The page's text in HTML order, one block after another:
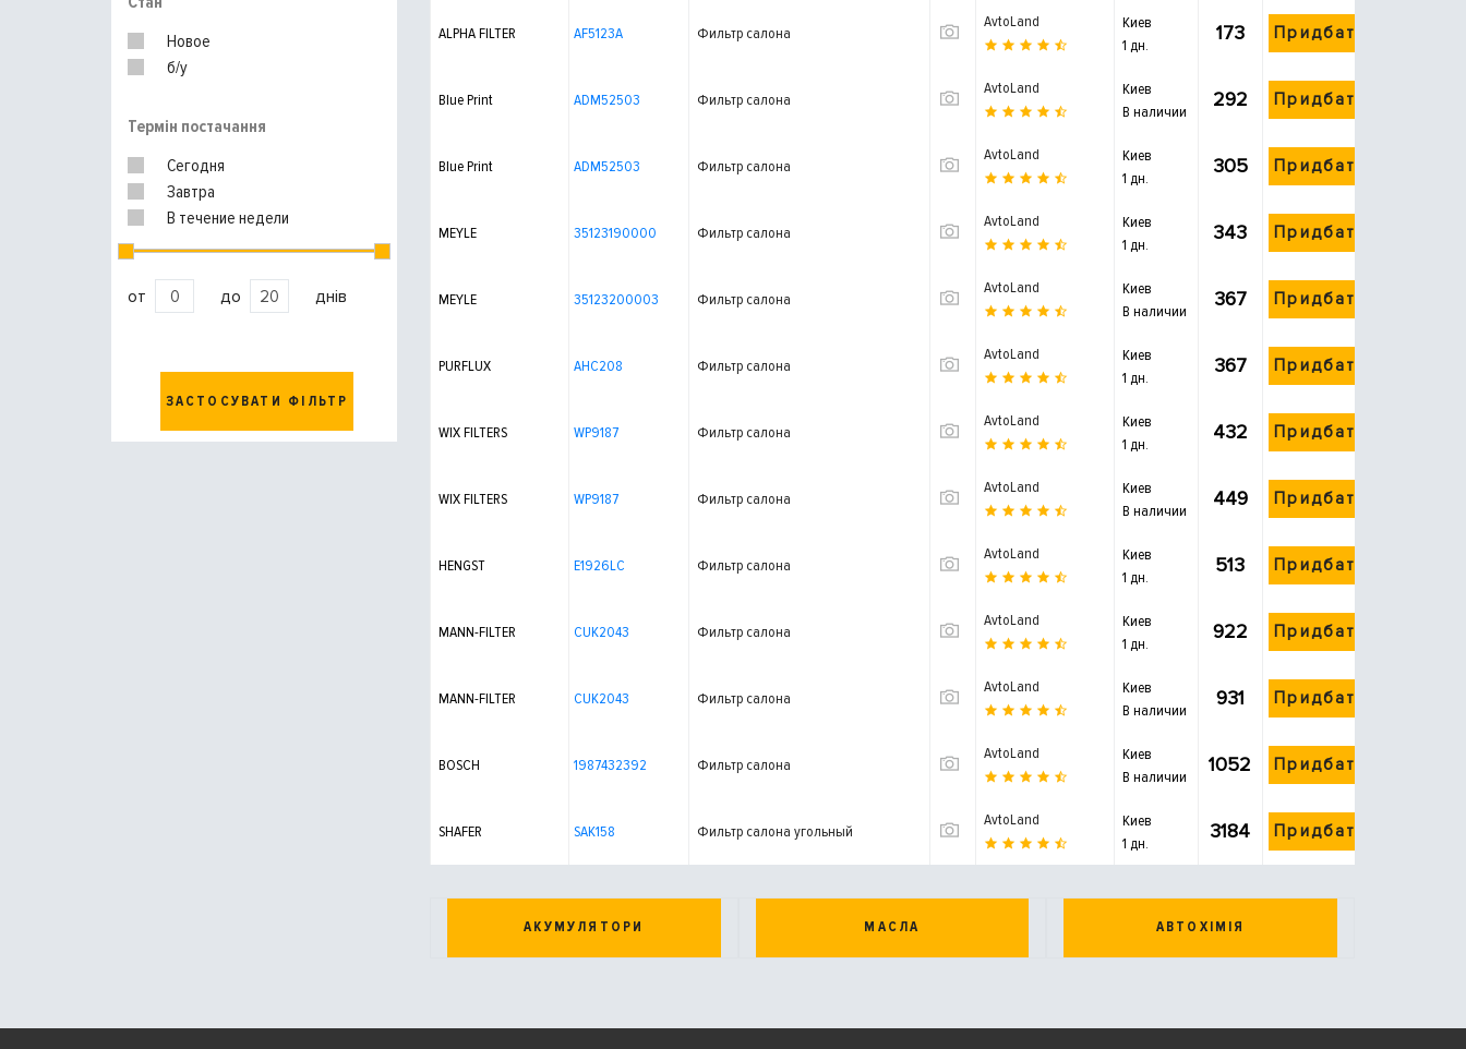
Новое
б/у
Термін постачання
Сегодня
Завтра
В течение недели
от до днів
ЗАСТОСУВАТИ ФІЛЬТР
ALPHA FILTER AF5123A Фильтр салона
AvtoLand
Киев
1 дн.
173 Придбати
Blue Print ADM52503 Фильтр салона
AvtoLand
Киев
В наличии
292 Придбати
Blue Print ADM52503 Фильтр салона
AvtoLand
Киев
1 дн.
305 Придбати
MEYLE 35123190000 Фильтр салона
AvtoLand
Киев
1 дн.
343 Придбати
MEYLE 35123200003 Фильтр салона
AvtoLand
Киев
В наличии
367 Придбати
PURFLUX AHC208 Фильтр салона
AvtoLand
Киев
1 дн.
367 Придбати
WIX FILTERS WP9187 Фильтр салона
AvtoLand
Киев
1 дн.
432 Придбати
WIX FILTERS WP9187 Фильтр салона
AvtoLand
Киев
В наличии
449 Придбати
HENGST E1926LC Фильтр салона
AvtoLand
Киев
1 дн.
513 Придбати
MANN-FILTER CUK2043 Фильтр салона
AvtoLand
Киев
1 дн.
922 Придбати
MANN-FILTER CUK2043 Фильтр салона
AvtoLand
Киев
В наличии
931 Придбати
BOSCH 1987432392 Фильтр салона
AvtoLand
Киев
В наличии
1052 Придбати
SHAFER SAK158 Фильтр салона угольный
AvtoLand
Киев
1 дн.
3184 Придбати
АКУМУЛЯТОРИ МАСЛА АВТОХІМІЯ